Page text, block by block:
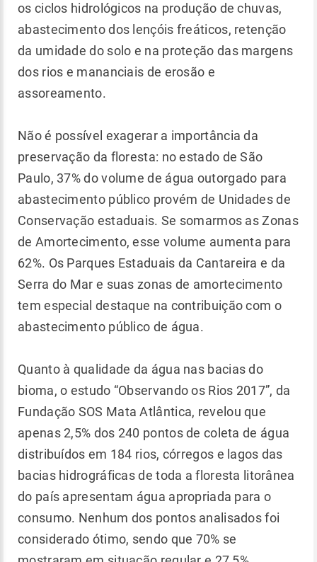
os ciclos hidrológicos na produção de chuvas,
abastecimento dos lençóis freáticos, retenção
da umidade do solo e na proteção das margens
dos rios e mananciais de erosão e
assoreamento.
Não é possível exagerar a importância da
preservação da floresta: no estado de São
Paulo, 37% do volume de água outorgado para
abastecimento público provém de Unidades de
Conservação estaduais. Se somarmos as Zonas
de Amortecimento, esse volume aumenta para
62%. Os Parques Estaduais da Cantareira e da
Serra do Mar e suas zonas de amortecimento
tem especial destaque na contribuição com o
abastecimento público de água.
Quanto à qualidade da água nas bacias do
bioma, o estudo “Observando os Rios 2017”, da
Fundação SOS Mata Atlântica, revelou que
apenas 2,5% dos 240 pontos de coleta de água
distribuídos em 184 rios, córregos e lagos das
bacias hidrográficas de toda a floresta litorânea
do país apresentam água apropriada para o
consumo. Nenhum dos pontos analisados foi
considerado ótimo, sendo que 70% se